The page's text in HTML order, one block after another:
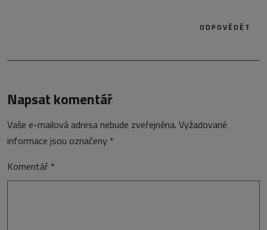
ODPOVĚDĚT
Napsat komentář
Vaše e-mailová adresa nebude zveřejněna. Vyžadované
informace jsou označeny *
Komentář *